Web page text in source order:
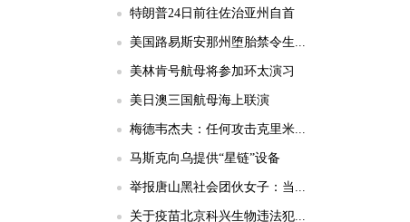
特朗普24日前往佐治亚州自首
美国路易斯安那州堕胎禁令生...
美林肯号航母将参加环太演习
美日澳三国航母海上联演
梅德韦杰夫：任何攻击克里米...
马斯克向乌提供“星链”设备
举报唐山黑社会团伙女子：当...
关于疫苗北京科兴生物违法犯...